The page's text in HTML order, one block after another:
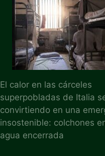
El calor en las cárceles
superpobladas de Italia
convirtiendo en una
insostenible: colchones
agua encerrada